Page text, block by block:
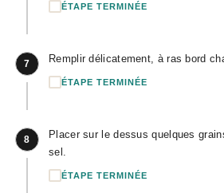
ÉTAPE TERMINÉE
7 Remplir délicatement, à ras bord
ÉTAPE TERMINÉE
8
Placer sur le dessus quelques
sel.
ÉTAPE TERMINÉE